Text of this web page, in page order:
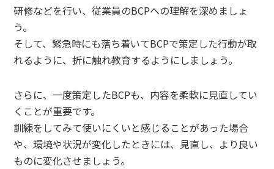
研修などを行い、従業員のBCPへの理解を深めましょ
う。
そして、緊急時にも落ち着いてBCPで策定した行動が取
れるように、折に触れ教育するようにしましょう。
さらに、一度策定したBCPも、内容を柔軟に見直してい
くことが重要です。
訓練をしてみて使いにくいと感じることがあった場合
や、環境や状況が変化したときには、見直し、より良い
ものに変化させましょう。